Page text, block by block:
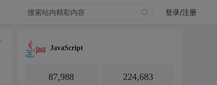
登录/注册
JavaScript
87,988 224,683